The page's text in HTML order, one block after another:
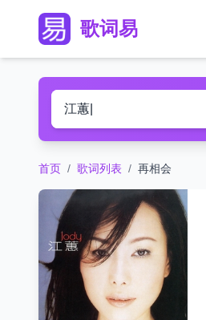
歌词易
首页 / 歌词列表 / 再相会